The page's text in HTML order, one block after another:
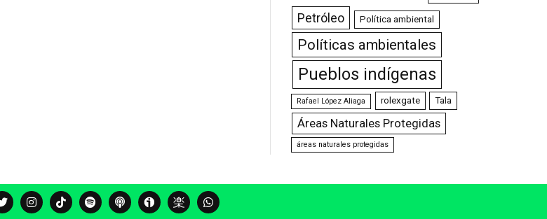
Petróleo Política ambiental
Políticas ambientales
Pueblos indígenas
Rafael López Aliaga rolexgate Tala
Áreas Naturales Protegidas
áreas naturales protegidas